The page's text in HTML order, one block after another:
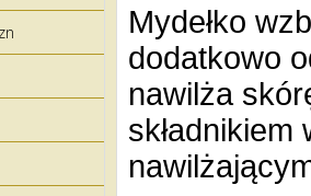
Mydełko
dodatkowo
nawilża
składnikiem